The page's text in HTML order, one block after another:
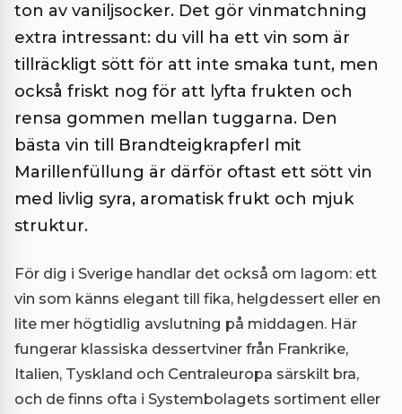
ton av vaniljsocker. Det gör vinmatchning
extra intressant: du vill ha ett vin som är
tillräckligt sött för att inte smaka tunt, men
också friskt nog för att lyfta frukten och
rensa gommen mellan tuggarna. Den
bästa vin till Brandteigkrapferl mit
Marillenfüllung är därför oftast ett sött vin
med livlig syra, aromatisk frukt och mjuk
struktur.
För dig i Sverige handlar det också om lagom: ett
vin som känns elegant till fika, helgdessert eller en
lite mer högtidlig avslutning på middagen. Här
fungerar klassiska dessertviner från Frankrike,
Italien, Tyskland och Centraleuropa särskilt bra,
och de finns ofta i Systembolagets sortiment eller